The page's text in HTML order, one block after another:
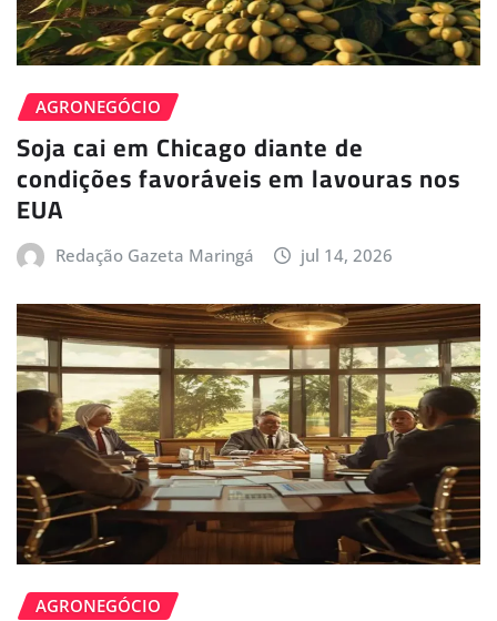
AGRONEGÓCIO
Soja cai em Chicago diante de
condições favoráveis em lavouras nos
EUA
Redação Gazeta Maringá jul 14, 2026
AGRONEGÓCIO